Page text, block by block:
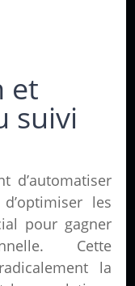
et
suivi
d’automatiser
les
pour gagner
Cette
la